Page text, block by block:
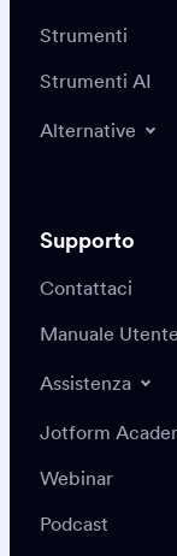
Strumenti
Strumenti AI
Alternative
Supporto
Contattaci
Manuale Utente
Assistenza
Jotform
Webinar
Podcast